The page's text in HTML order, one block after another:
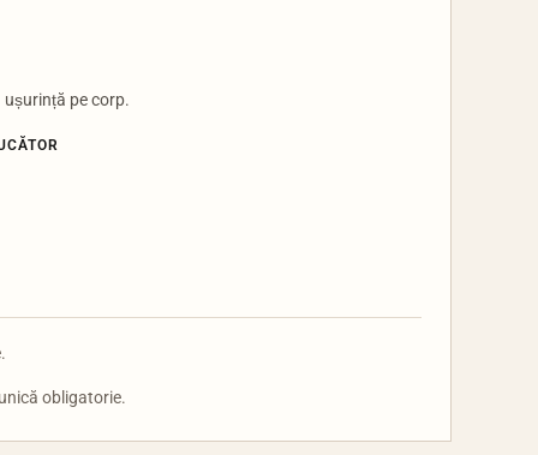
ușurință pe corp.
obligatorie.